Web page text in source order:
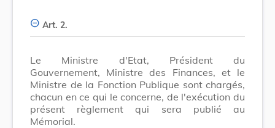
Art. 2.
Le Ministre d'Etat, Président du
Gouvernement, Ministre des Finances, et le
Ministre de la Fonction Publique sont chargés,
chacun en ce qui le concerne, de l'exécution du
présent règlement qui sera publié au
Mémorial.